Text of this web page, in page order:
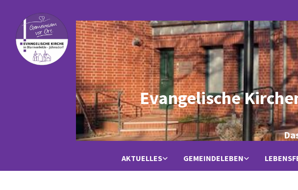
Evangelische
AKTUELLES GEMEINDELEBEN